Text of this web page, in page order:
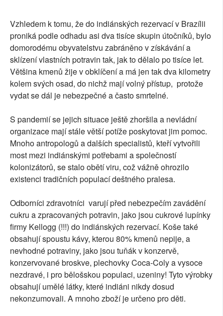
Vzhledem k tomu, že do indiánských rezervací v Brazílii
proniká podle odhadu asi dva tisíce skupin útočníků, bylo
domorodému obyvatelstvu zabráněno v získávání a
sklízení vlastních potravin tak, jak to dělalo po tisíce let.
Většina kmenů žije v obklíčení a má jen tak dva kilometry
kolem svých osad, do nichž mají volný přístup, protože
vydat se dál je nebezpečné a často smrtelné.
S pandemií se jejich situace ještě zhoršila a nevládní
organizace mají stále větší potíže poskytovat jim pomoc.
Mnoho antropologů a dalších specialistů, kteří vytvořili
most mezi indiánskými potřebami a společností
kolonizátorů, se stalo obětí viru, což vážně ohrozilo
existenci tradičních populací deštného pralesa.
Odborníci zdravotníci varují před nebezpečím zavádění
cukru a zpracovaných potravin, jako jsou cukrové lupínky
firmy Kellogg (!!!) do indiánských rezervací. Koše také
obsahují spoustu kávy, kterou 80% kmenů nepije, a
nevhodné potraviny, jako jsou tuňák v konzervě,
konzervované broskve, plechovky Coca-Coly a vysoce
nezdravé, i pro bělošskou populaci, uzeniny! Tyto výrobky
obsahují umělé látky, které indiáni nikdy dosud
nekonzumovali. A mnoho zboží je určeno pro děti.